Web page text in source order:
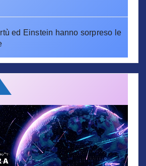
ed Einstein hanno sorpreso le